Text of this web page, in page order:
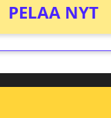
PELAA NYT